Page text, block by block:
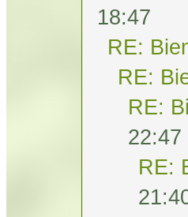
18:47
RE:
RE:
RE:
22:47
RE: